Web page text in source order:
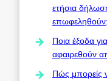
ετήσια
επωφεληθούν;
Ποια έξοδα
αφαιρεθούν
Πώς μπορείς